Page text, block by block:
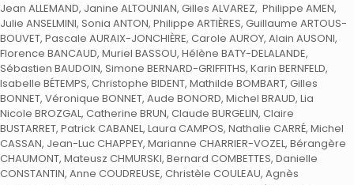
Jean ALLEMAND, Janine ALTOUNIAN, Gilles ALVAREZ, Philippe AMEN,
Julie ANSELMINI, Sonia ANTON, Philippe ARTIÈRES, Guillaume ARTOUS-
BOUVET, Pascale AURAIX-JONCHIÈRE, Carole AUROY, Alain AUSONI,
Florence BANCAUD, Muriel BASSOU, Hélène BATY-DELALANDE,
Sébastien BAUDOIN, Simone BERNARD-GRIFFITHS, Karin BERNFELD,
Isabelle BÉTEMPS, Christophe BIDENT, Mathilde BOMBART, Gilles
BONNET, Véronique BONNET, Aude BONORD, Michel BRAUD, Lia
Nicole BROZGAL, Catherine BRUN, Claude BURGELIN, Claire
BUSTARRET, Patrick CABANEL, Laura CAMPOS, Nathalie CARRÉ, Michel
CASSAN, Jean-Luc CHAPPEY, Marianne CHARRIER-VOZEL, Bérangère
CHAUMONT, Mateusz CHMURSKI, Bernard COMBETTES, Danielle
CONSTANTIN, Anne COUDREUSE, Christèle COULEAU, Agnès